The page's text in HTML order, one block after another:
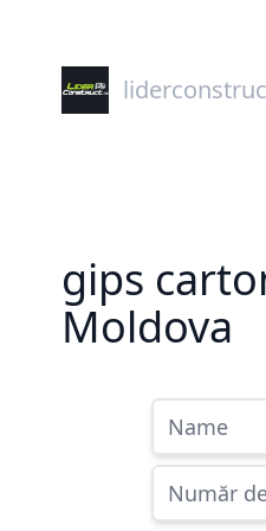
gips
Moldova